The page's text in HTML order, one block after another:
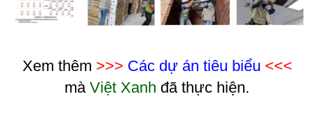
Xem thêm >>> Các dự án tiêu biểu <<<
mà Việt Xanh đã thực hiện.